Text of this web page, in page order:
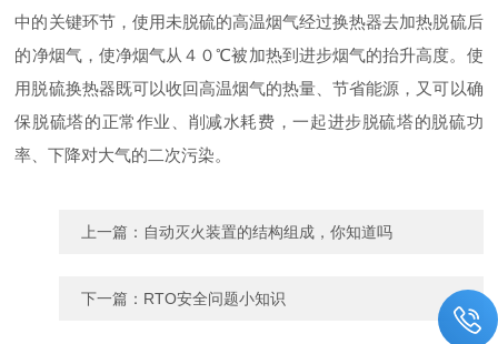
中的关键环节，使用未脱硫的高温烟气经过换热器去加热脱硫后
的净烟气，使净烟气从４０℃被加热到进步烟气的抬升高度。使
用脱硫换热器既可以收回高温烟气的热量、节省能源，又可以确
保脱硫塔的正常作业、削减水耗费，一起进步脱硫塔的脱硫功
率、下降对大气的二次污染。
上一篇： 自动灭火装置的结构组成，你知道吗
下一篇： RTO安全问题小知识